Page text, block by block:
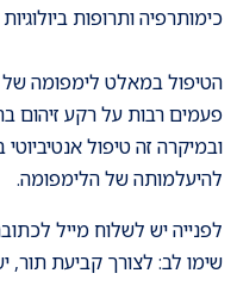
כימותרפיה ותרופות
הטיפול במאלט לימפומה של
פעמים רבות על רקע זיהום
ובמיקרה זה טיפול
להיעלמותה של הלימפומה.
לפנייה יש לשלוח מייל
שימו לב: לצורך קביעת תור,